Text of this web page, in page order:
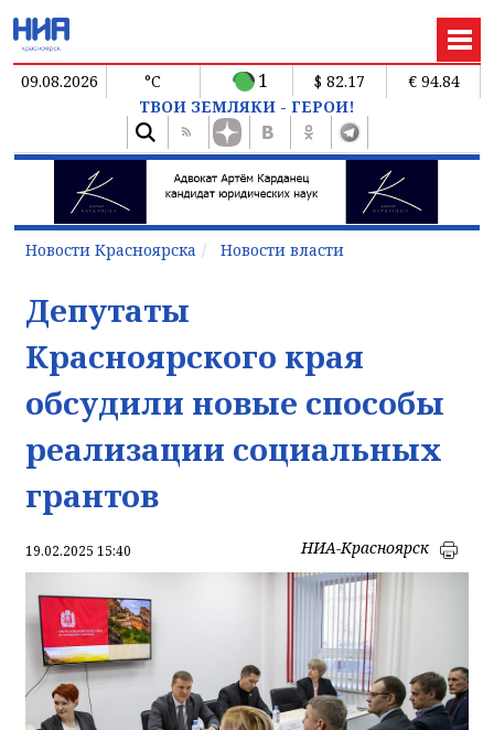
09.08.2026 °C 1 $ 82.17
€ 94.84
ТВОИ ЗЕМЛЯКИ - ГЕРОИ!
Новости Красноярска Новости власти
Депутаты
Красноярского края
обсудили новые способы
реализации социальных
грантов
19.02.2025 15:40 НИА-Красноярск